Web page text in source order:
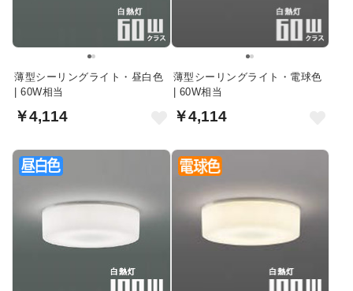
薄型シーリングライト・昼白色
| 60W相当
￥4,114
薄型シーリングライト・電球色
| 60W相当
￥4,114